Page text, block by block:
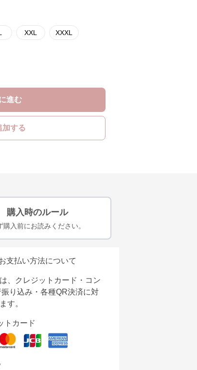
XXL XXXL
進む
加する
購入時のルール
購入前にお読みください。
支払い方法について
、クレジットカード・コン
振り込み・各種QR決済に対
す。
トカード